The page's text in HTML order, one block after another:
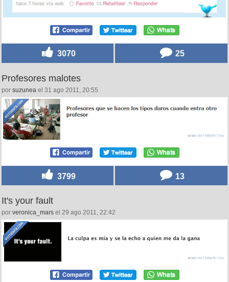
3070 25
Profesores malotes
por suzunea el 31 ago 2011, 20:55
3799 13
It's your fault
por veronica_mars el 29 ago 2011, 22:42